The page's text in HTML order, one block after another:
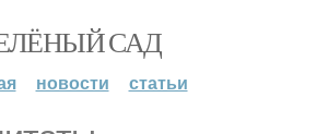
САД
новости статьи